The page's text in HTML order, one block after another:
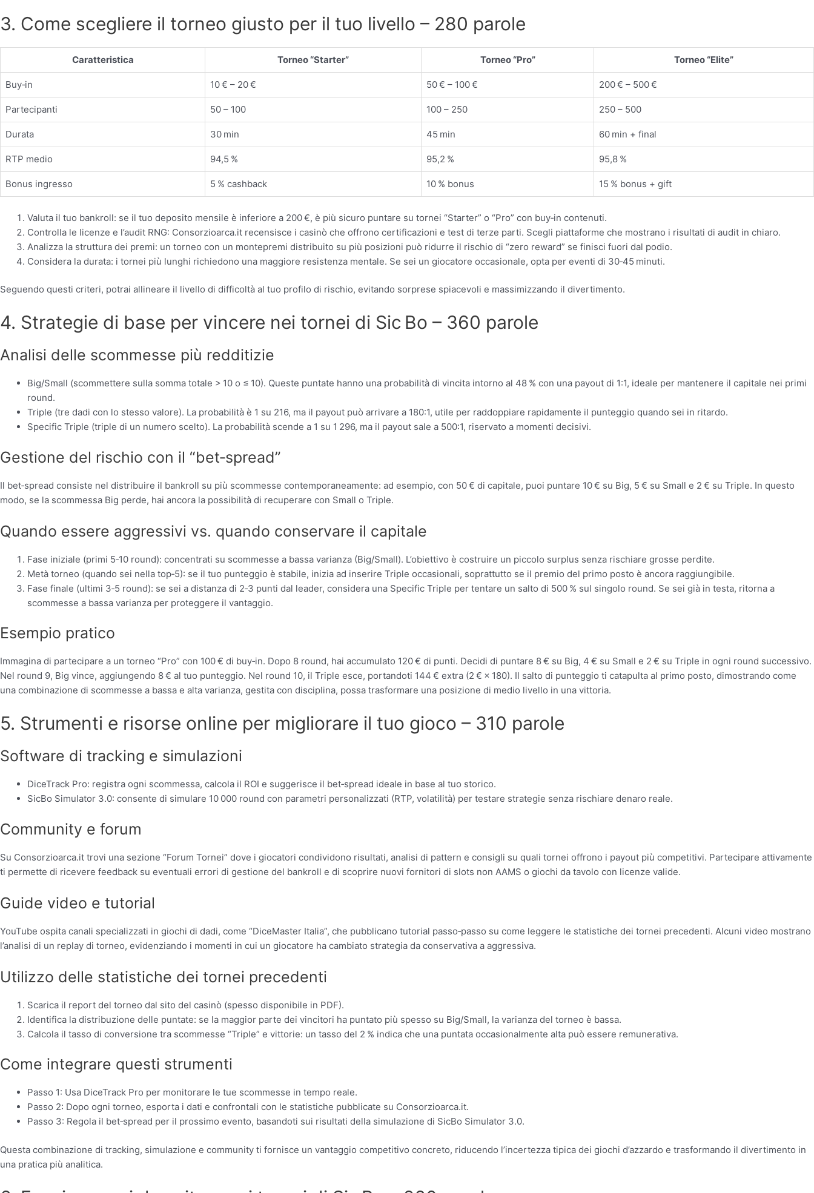
3. Come scegliere il torneo giusto per il tuo livello – 280 parole
Caratteristica Torneo “Starter” Torneo “Pro” Torneo “Elite”
Buy‑in 10 € – 20 € 50 € – 100 € 200 € – 500 €
Partecipanti 50 – 100 100 – 250 250 – 500
Durata 30 min 45 min 60 min + final
RTP medio 94,5 % 95,2 % 95,8 %
Bonus ingresso 5 % cashback 10 % bonus 15 % bonus + gift
Valuta il tuo bankroll: se il tuo deposito mensile è inferiore a 200 €, è più sicuro puntare su tornei “Starter” o “Pro” con buy‑in contenuti.
Controlla le licenze e l’audit RNG: Consorzioarca.it recensisce i casinò che offrono certificazioni e test di terze parti. Scegli piattaforme che mostrano i risultati di audit in chiaro.
Analizza la struttura dei premi: un torneo con un montepremi distribuito su più posizioni può ridurre il rischio di “zero reward” se finisci fuori dal podio.
Considera la durata: i tornei più lunghi richiedono una maggiore resistenza mentale. Se sei un giocatore occasionale, opta per eventi di 30‑45 minuti.
Seguendo questi criteri, potrai allineare il livello di difficoltà al tuo profilo di rischio, evitando sorprese spiacevoli e massimizzando il divertimento.
4. Strategie di base per vincere nei tornei di Sic Bo – 360 parole
Analisi delle scommesse più redditizie
Big/Small (scommettere sulla somma totale > 10 o ≤ 10). Queste puntate hanno una probabilità di vincita intorno al 48 % con una payout di 1:1, ideale per mantenere il capitale nei primi
round.
Triple (tre dadi con lo stesso valore). La probabilità è 1 su 216, ma il payout può arrivare a 180:1, utile per raddoppiare rapidamente il punteggio quando sei in ritardo.
Specific Triple (triple di un numero scelto). La probabilità scende a 1 su 1 296, ma il payout sale a 500:1, riservato a momenti decisivi.
Gestione del rischio con il “bet‑spread”
Il bet‑spread consiste nel distribuire il bankroll su più scommesse contemporaneamente: ad esempio, con 50 € di capitale, puoi puntare 10 € su Big, 5 € su Small e 2 € su Triple. In questo
modo, se la scommessa Big perde, hai ancora la possibilità di recuperare con Small o Triple.
Quando essere aggressivi vs. quando conservare il capitale
Fase iniziale (primi 5‑10 round): concentrati su scommesse a bassa varianza (Big/Small). L’obiettivo è costruire un piccolo surplus senza rischiare grosse perdite.
Metà torneo (quando sei nella top‑5): se il tuo punteggio è stabile, inizia ad inserire Triple occasionali, soprattutto se il premio del primo posto è ancora raggiungibile.
Fase finale (ultimi 3‑5 round): se sei a distanza di 2‑3 punti dal leader, considera una Specific Triple per tentare un salto di 500 % sul singolo round. Se sei già in testa, ritorna a
scommesse a bassa varianza per proteggere il vantaggio.
Esempio pratico
Immagina di partecipare a un torneo “Pro” con 100 € di buy‑in. Dopo 8 round, hai accumulato 120 € di punti. Decidi di puntare 8 € su Big, 4 € su Small e 2 € su Triple in ogni round successivo.
Nel round 9, Big vince, aggiungendo 8 € al tuo punteggio. Nel round 10, il Triple esce, portandoti 144 € extra (2 € × 180). Il salto di punteggio ti catapulta al primo posto, dimostrando come
una combinazione di scommesse a bassa e alta varianza, gestita con disciplina, possa trasformare una posizione di medio livello in una vittoria.
5. Strumenti e risorse online per migliorare il tuo gioco – 310 parole
Software di tracking e simulazioni
DiceTrack Pro: registra ogni scommessa, calcola il ROI e suggerisce il bet‑spread ideale in base al tuo storico.
SicBo Simulator 3.0: consente di simulare 10 000 round con parametri personalizzati (RTP, volatilità) per testare strategie senza rischiare denaro reale.
Community e forum
Su Consorzioarca.it trovi una sezione “Forum Tornei” dove i giocatori condividono risultati, analisi di pattern e consigli su quali tornei offrono i payout più competitivi. Partecipare attivamente
ti permette di ricevere feedback su eventuali errori di gestione del bankroll e di scoprire nuovi fornitori di slots non AAMS o giochi da tavolo con licenze valide.
Guide video e tutorial
YouTube ospita canali specializzati in giochi di dadi, come “DiceMaster Italia”, che pubblicano tutorial passo‑passo su come leggere le statistiche dei tornei precedenti. Alcuni video mostrano
l’analisi di un replay di torneo, evidenziando i momenti in cui un giocatore ha cambiato strategia da conservativa a aggressiva.
Utilizzo delle statistiche dei tornei precedenti
Scarica il report del torneo dal sito del casinò (spesso disponibile in PDF).
Identifica la distribuzione delle puntate: se la maggior parte dei vincitori ha puntato più spesso su Big/Small, la varianza del torneo è bassa.
Calcola il tasso di conversione tra scommesse “Triple” e vittorie: un tasso del 2 % indica che una puntata occasionalmente alta può essere remunerativa.
Come integrare questi strumenti
Passo 1: Usa DiceTrack Pro per monitorare le tue scommesse in tempo reale.
Passo 2: Dopo ogni torneo, esporta i dati e confrontali con le statistiche pubblicate su Consorzioarca.it.
Passo 3: Regola il bet‑spread per il prossimo evento, basandoti sui risultati della simulazione di SicBo Simulator 3.0.
Questa combinazione di tracking, simulazione e community ti fornisce un vantaggio competitivo concreto, riducendo l’incertezza tipica dei giochi d’azzardo e trasformando il divertimento in
una pratica più analitica.